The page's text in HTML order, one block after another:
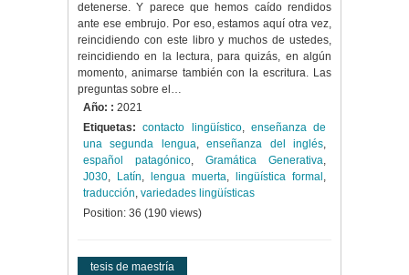
detenerse. Y parece que hemos caído rendidos
ante ese embrujo. Por eso, estamos aquí otra vez,
reincidiendo con este libro y muchos de ustedes,
reincidiendo en la lectura, para quizás, en algún
momento, animarse también con la escritura. Las
preguntas sobre el…
Año: : 2021
Etiquetas: contacto lingüístico, enseñanza de
una segunda lengua,enseñanza del inglés,
español patagónico, Gramática Generativa,
J030, Latín, lengua muerta, lingüística formal ,
traducción, variedades lingüísticas
Position: 36 (190 views)
tesis de maestría